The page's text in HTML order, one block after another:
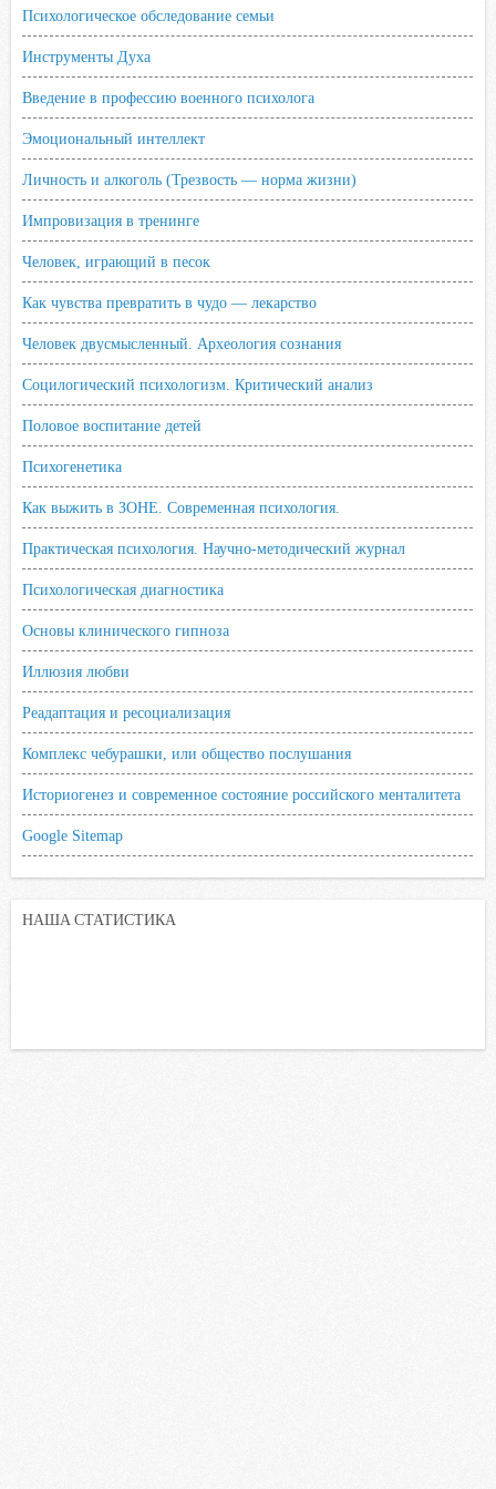
Психологическое обследование семьи
Инструменты Духа
Введение в профессию военного психолога
Эмоциональный интеллект
Личность и алкоголь (Трезвость — норма жизни)
Импровизация в тренинге
Человек, играющий в песок
Как чувства превратить в чудо — лекарство
Человек двусмысленный. Археология сознания
Социлогический психологизм. Критический анализ
Половое воспитание детей
Психогенетика
Как выжить в ЗОНЕ. Современная психология.
Практическая психология. Научно-методический журнал
Психологическая диагностика
Основы клинического гипноза
Иллюзия любви
Реадаптация и ресоциализация
Комплекс чебурашки, или общество послушания
Историогенез и современное состояние российского менталитета
Google Sitemap
НАША СТАТИСТИКА